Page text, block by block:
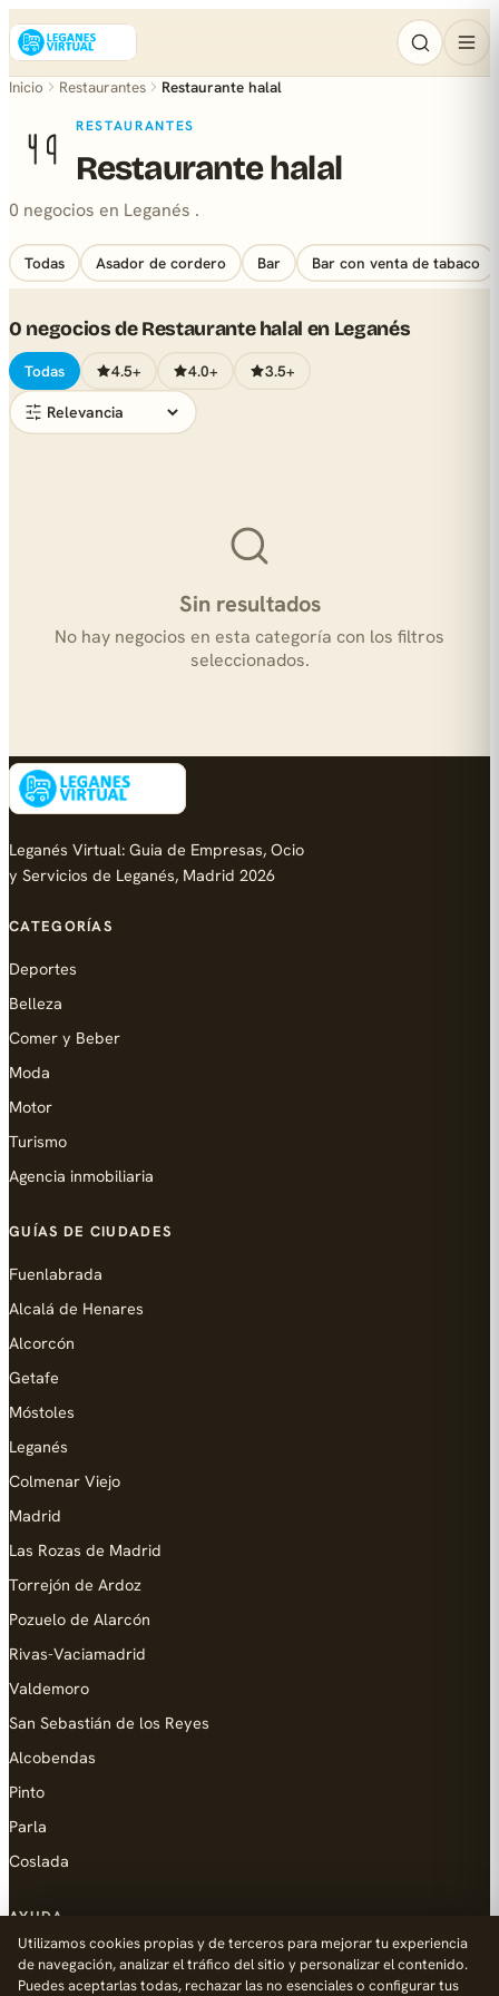
Inicio Restaurantes Restaurante halal
RESTAURANTES
Restaurante halal
0 negocios en Leganés .
Todas Asador de cordero Bar Bar con venta de tabaco
0 negocios de Restaurante halal en Leganés
Todas 4.5+ 4.0+ 3.5+
Sin resultados
No hay negocios en esta categoría con los filtros
seleccionados.
Leganés Virtual: Guia de Empresas, Ocio
y Servicios de Leganés, Madrid 2026
CATEGORÍAS
Deportes
Belleza
Comer y Beber
Moda
Motor
Turismo
Agencia inmobiliaria
GUÍAS DE CIUDADES
Fuenlabrada
Alcalá de Henares
Alcorcón
Getafe
Móstoles
Leganés
Colmenar Viejo
Madrid
Las Rozas de Madrid
Torrejón de Ardoz
Pozuelo de Alarcón
Rivas-Vaciamadrid
Valdemoro
San Sebastián de los Reyes
Alcobendas
Pinto
Parla
Coslada
AYUDA
Añadir empresa
Utilizamos cookies propias y de terceros para mejorar tu experiencia
de navegación, analizar el tráfico del sitio y personalizar el contenido.
Puedes aceptarlas todas, rechazar las no esenciales o configurar tus